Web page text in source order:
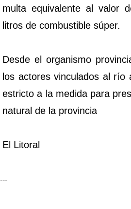
multa equivalente al valor
litros de combustible súper.
Desde el organismo
los actores vinculados al río
estricto a la medida para
natural de la provincia
El Litoral
---